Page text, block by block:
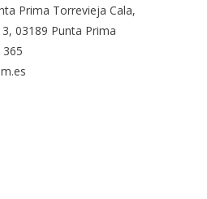
Prima Torrevieja Cala,
03189 Punta Prima